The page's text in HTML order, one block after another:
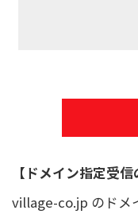
【ドメイン指定受信
village-co.jp のドメ